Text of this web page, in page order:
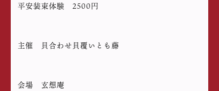
平安装束体験 2500円
主催 貝合わせ貝覆いとも藤
会場 玄想庵